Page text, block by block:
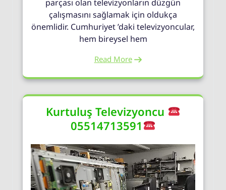
parçası olan televizyonların düzgün
çalışmasını sağlamak için oldukça
önemlidir. Cumhuriyet ’daki televizyoncular,
hem bireysel hem
Read More
Kurtuluş Televizyoncu
05514713591